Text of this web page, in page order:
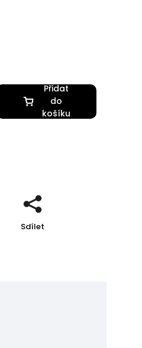
Přidat
do
košíku
Sdílet